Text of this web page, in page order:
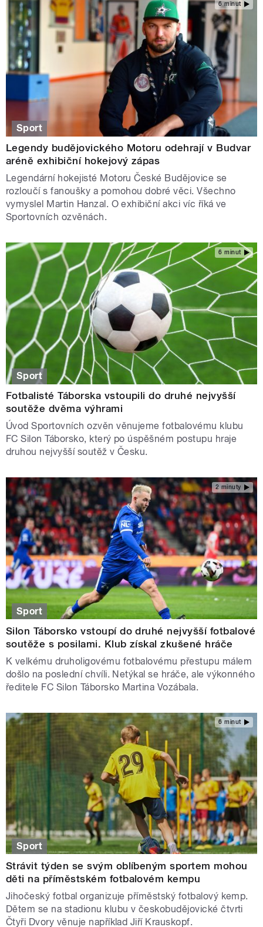
6 minut
Sport
Legendy budějovického Motoru odehrají v Budvar
aréně exhibiční hokejový zápas
Legendární hokejisté Motoru České Budějovice se
rozloučí s fanoušky a pomohou dobré věci. Všechno
vymyslel Martin Hanzal. O exhibiční akci víc říká ve
Sportovních ozvěnách.
6 minut
Sport
Fotbalisté Táborska vstoupili do druhé nejvyšší
soutěže dvěma výhrami
Úvod Sportovních ozvěn věnujeme fotbalovému klubu
FC Silon Táborsko, který po úspěšném postupu hraje
druhou nejvyšší soutěž v Česku.
2 minuty
Sport
Silon Táborsko vstoupí do druhé nejvyšší fotbalové
soutěže s posilami. Klub získal zkušené hráče
K velkému druholigovému fotbalovému přestupu málem
došlo na poslední chvíli. Netýkal se hráče, ale výkonného
ředitele FC Silon Táborsko Martina Vozábala.
6 minut
Sport
Strávit týden se svým oblíbeným sportem mohou
děti na příměstském fotbalovém kempu
Jihočeský fotbal organizuje příměstský fotbalový kemp.
Dětem se na stadionu klubu v českobudějovické čtvrti
Čtyři Dvory věnuje například Jiří Krauskopf.